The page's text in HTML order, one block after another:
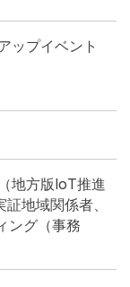
ップイベント
地方版IoT推進
地域関係者、
ング（事務